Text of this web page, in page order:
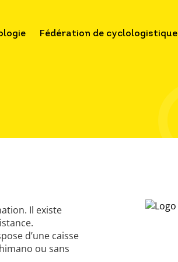
Fédération de cyclologistique
Il existe
d’une caisse
ou sans